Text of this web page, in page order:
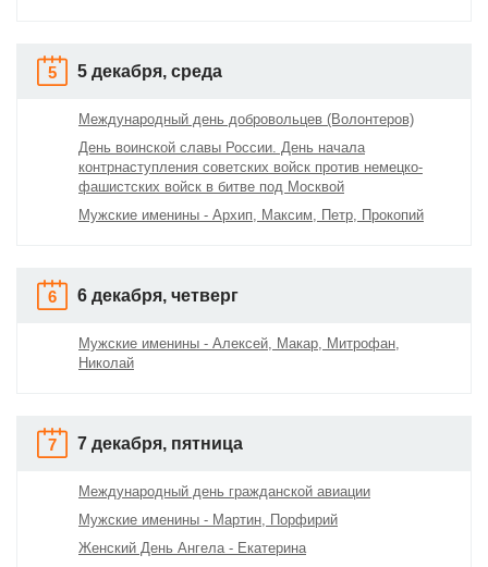
5 5 декабря, среда
Международный день добровольцев (Волонтеров)
День воинской славы России. День начала
контрнаступления советских войск против немецко-
фашистских войск в битве под Москвой
Мужские именины - Архип, Максим, Петр, Прокопий
6 6 декабря, четверг
Мужские именины - Алексей, Макар, Митрофан,
Николай
7 7 декабря, пятница
Международный день гражданской авиации
Мужские именины - Мартин, Порфирий
Женский День Ангела - Екатерина